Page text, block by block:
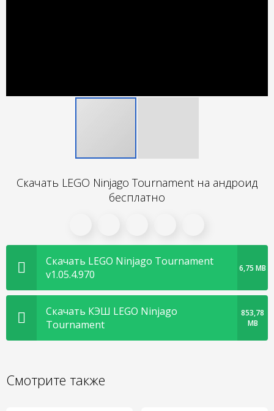
Скачать LEGO Ninjago Tournament на андроид
бесплатно
Скачать LEGO Ninjago Tournament
v1.05.4.970
6,75 MB
Скачать КЭШ LEGO Ninjago
Tournament
853,78
MB
Смотрите также